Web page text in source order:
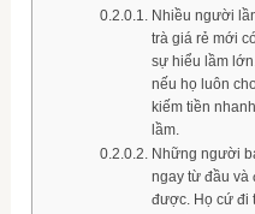
Nhiều người
trà giá rẻ mới
sự hiểu lầm
nếu họ luôn
kiếm tiền
lầm.
Những người
ngay từ đầu và
được. Họ cứ đi